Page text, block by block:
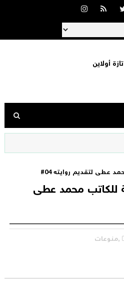
عطى لتقديم روايته 04#
للكاتب محمد عطى
,منوعات